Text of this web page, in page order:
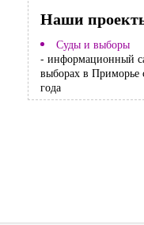
Наши
Суды и выборы
- информационный
выборах в Приморье
года